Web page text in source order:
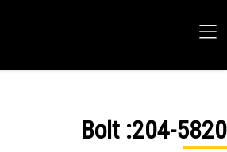
204-
: Bolt